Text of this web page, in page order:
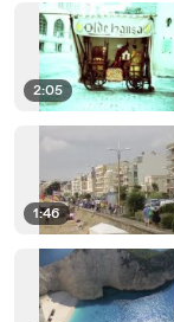
2:05
1:46